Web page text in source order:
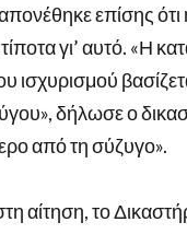
επίσης ότι η
γι’ αυτό. «Η
δήλωσε ο
από τη σύζυγο».
αίτηση, το